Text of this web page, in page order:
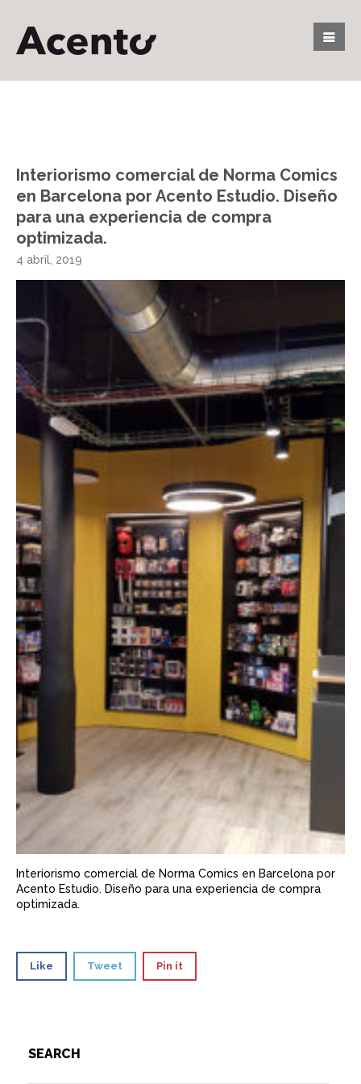
Interiorismo comercial de Norma Comics
en Barcelona por Acento Estudio. Diseño
para una experiencia de compra
optimizada.
4 abril, 2019
Interiorismo comercial de Norma Comics en Barcelona por
Acento Estudio. Diseño para una experiencia de compra
optimizada.
Like Tweet Pin it
SEARCH